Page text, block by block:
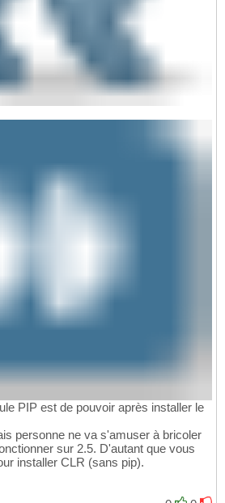
PIP est de pouvoir après installer le
personne ne va s'amuser à bricoler
sur 2.5. D'autant que vous
installer CLR (sans pip).